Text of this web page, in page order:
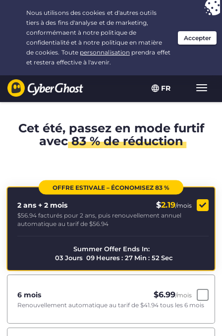
FR
Vous avez opté pour :L'offre la plus avantageuse
2.1666666666667 ans à $2.19/mois
Cet été, passez en mode furtif
avec83 % de réduction
OFFRE ESTIVALE – ÉCONOMISEZ 83 %
2 ans + 2 mois $2.19/mois
$56.94 facturés pour 2 ans, puis renouvellement annuel
automatique au tarif de $56.94
Summer Offer Ends In:
03 Jours 09 Heures : 27 Min : 52 Sec
6 mois $6.99/mois
Renouvellement automatique au tarif de $41.94 tous les 6 mois